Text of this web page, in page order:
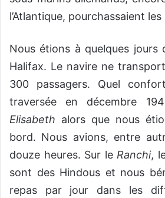
l’Atlantique, pourchassaient
Nous étions à quelques jours
Halifax. Le navire ne
300 passagers. Quel
traversée en décembre
Elisabeth alors que nous
bord. Nous avions, entre
douze heures. Sur le Ranchi,
sont des Hindous et nous
repas par jour dans les